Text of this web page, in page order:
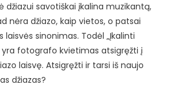
džiazui savotiškai įkalina muzikantą,
nėra džiazo, kaip vietos, o patsai
laisvės sinonimas. Todėl „Įkalinti
yra fotografo kvietimas atsigręžti į
laisvę. Atsigręžti ir tarsi iš naujo
džiazas?